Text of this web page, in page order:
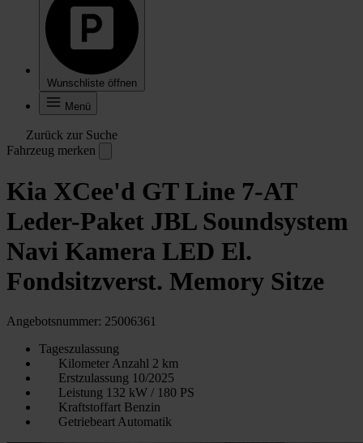
Wunschliste öffnen
Menü
Zurück zur Suche
Fahrzeug merken
Kia XCee'd GT Line 7-AT
Leder-Paket JBL Soundsystem
Navi Kamera LED El.
Fondsitzverst. Memory Sitze
Angebotsnummer: 25006361
Tageszulassung
Kilometer Anzahl 2 km
Erstzulassung 10/2025
Leistung 132 kW / 180 PS
Kraftstoffart Benzin
Getriebeart Automatik